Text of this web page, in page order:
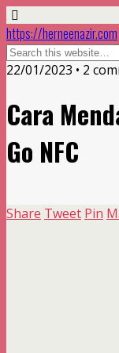
https://herneenazir.com
22/01/2023 • 2
Cara
Go NFC
Share Tweet Pin